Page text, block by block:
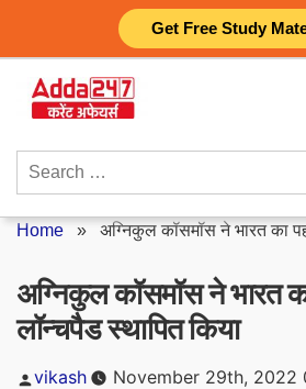
Get Free Study
content
Search
Home » अग्निकुल कॉसमॉस ने भारत का
अग्निकुल कॉसमॉस ने भारत
लॉन्चपैड स्थापित किया
Posted
vikash November 29th, 2022